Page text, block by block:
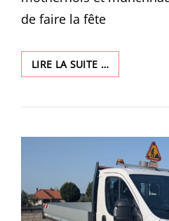
de faire la fête
LIRE LA SUITE …CONSCRITS
2007